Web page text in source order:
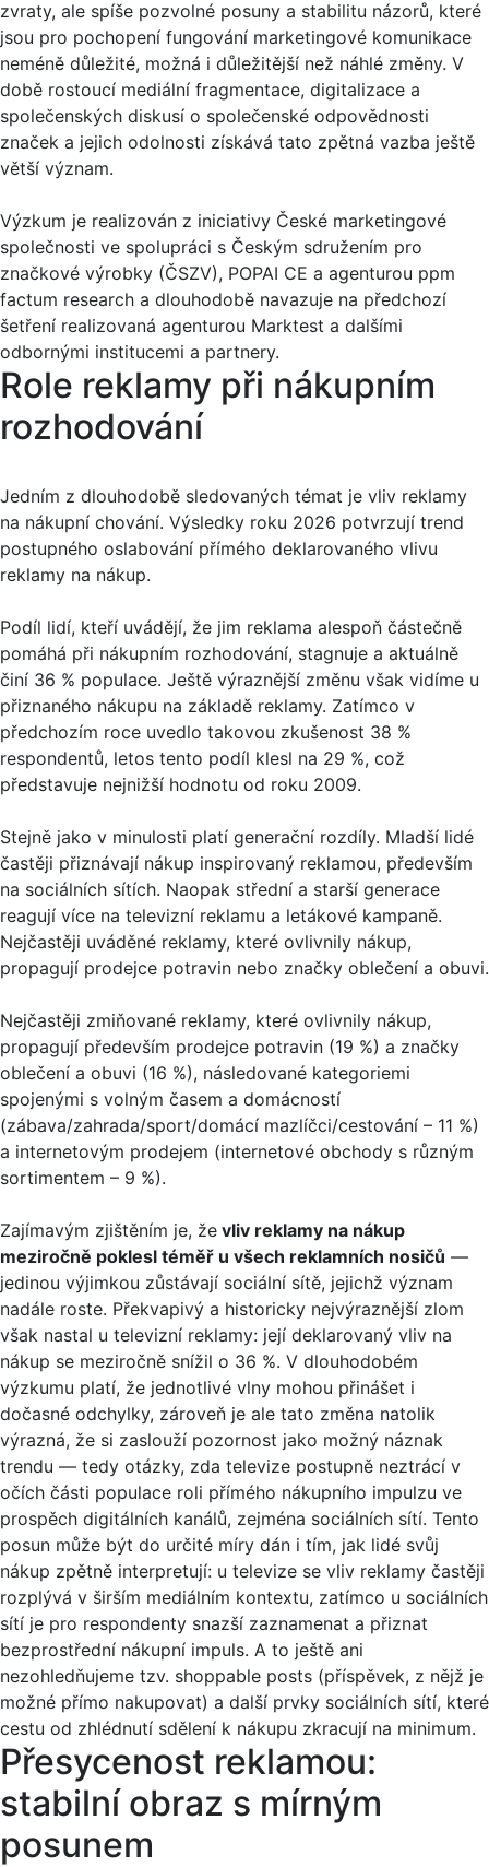
zvraty, ale spíše pozvolné posuny a stabilitu názorů, které
jsou pro pochopení fungování marketingové komunikace
neméně důležité, možná i důležitější než náhlé změny. V
době rostoucí mediální fragmentace, digitalizace a
společenských diskusí o společenské odpovědnosti
značek a jejich odolnosti získává tato zpětná vazba ještě
větší význam.
Výzkum je realizován z iniciativy České marketingové
společnosti ve spolupráci s Českým sdružením pro
značkové výrobky (ČSZV), POPAI CE a agenturou ppm
factum research a dlouhodobě navazuje na předchozí
šetření realizovaná agenturou Marktest a dalšími
odbornými institucemi a partnery.
Role reklamy při nákupním
rozhodování
Jedním z dlouhodobě sledovaných témat je vliv reklamy
na nákupní chování. Výsledky roku 2026 potvrzují trend
postupného oslabování přímého deklarovaného vlivu
reklamy na nákup.
Podíl lidí, kteří uvádějí, že jim reklama alespoň částečně
pomáhá při nákupním rozhodování, stagnuje a aktuálně
činí 36 % populace. Ještě výraznější změnu však vidíme u
přiznaného nákupu na základě reklamy. Zatímco v
předchozím roce uvedlo takovou zkušenost 38 %
respondentů, letos tento podíl klesl na 29 %, což
představuje nejnižší hodnotu od roku 2009.
Stejně jako v minulosti platí generační rozdíly. Mladší lidé
častěji přiznávají nákup inspirovaný reklamou, především
na sociálních sítích. Naopak střední a starší generace
reagují více na televizní reklamu a letákové kampaně.
Nejčastěji uváděné reklamy, které ovlivnily nákup,
propagují prodejce potravin nebo značky oblečení a obuvi.
Nejčastěji zmiňované reklamy, které ovlivnily nákup,
propagují především prodejce potravin (19 %) a značky
oblečení a obuvi (16 %), následované kategoriemi
spojenými s volným časem a domácností
(zábava/zahrada/sport/domácí mazlíčci/cestování – 11 %)
a internetovým prodejem (internetové obchody s různým
sortimentem – 9 %).
Zajímavým zjištěním je, že vliv reklamy na nákup
meziročně poklesl téměř u všech reklamních nosičů —
jedinou výjimkou zůstávají sociální sítě, jejichž význam
nadále roste. Překvapivý a historicky nejvýraznější zlom
však nastal u televizní reklamy: její deklarovaný vliv na
nákup se meziročně snížil o 36 %. V dlouhodobém
výzkumu platí, že jednotlivé vlny mohou přinášet i
dočasné odchylky, zároveň je ale tato změna natolik
výrazná, že si zaslouží pozornost jako možný náznak
trendu — tedy otázky, zda televize postupně neztrácí v
očích části populace roli přímého nákupního impulzu ve
prospěch digitálních kanálů, zejména sociálních sítí. Tento
posun může být do určité míry dán i tím, jak lidé svůj
nákup zpětně interpretují: u televize se vliv reklamy častěji
rozplývá v širším mediálním kontextu, zatímco u sociálních
sítí je pro respondenty snazší zaznamenat a přiznat
bezprostřední nákupní impuls. A to ještě ani
nezohledňujeme tzv. shoppable posts (příspěvek, z nějž je
možné přímo nakupovat) a další prvky sociálních sítí, které
cestu od zhlédnutí sdělení k nákupu zkracují na minimum.
Přesycenost reklamou:
stabilní obraz s mírným
posunem